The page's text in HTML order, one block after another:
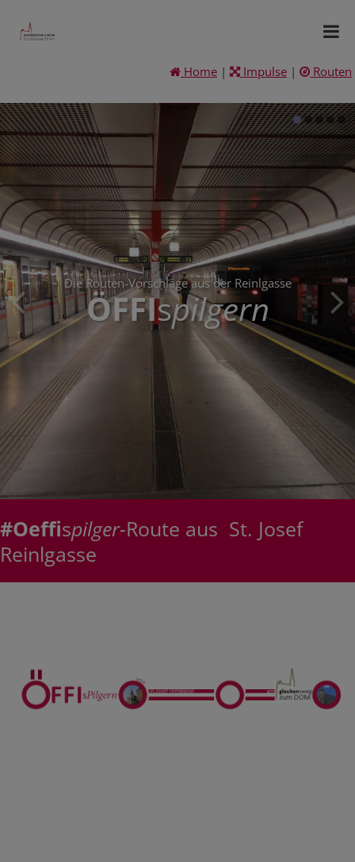
Home | Impulse | Routen
Die Routen-Vorschläge aus der Reinlgasse
ÖFFIspilgern
#Oeffispilger-Route aus St. Josef
Reinlgasse